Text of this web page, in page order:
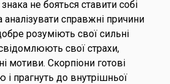
не бояться ставити собі
аналізувати справжні причини
розуміють свої сильні
свої страхи,
мотиви. Скорпіони готові
прагнуть до внутрішньої